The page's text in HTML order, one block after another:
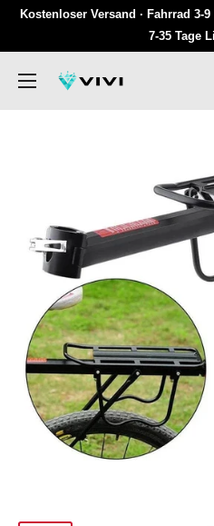
Überspringen
Inhalten
Kostenloser Versand · Fahrrad 3-
7-35 Tage
VIVI